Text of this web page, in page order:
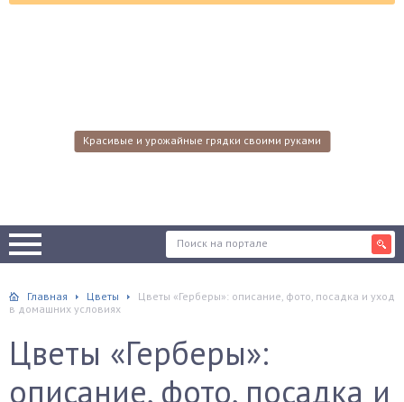
Красивые и урожайные грядки своими руками
Главная Цветы
Цветы «Герберы»: описание, фото, посадка и уход
в домашних условиях
Цветы «Герберы»:
описание, фото, посадка и